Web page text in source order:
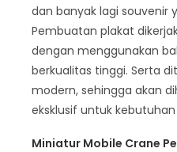
dan banyak lagi souvenir
Pembuatan plakat
dengan menggunakan
berkualitas tinggi. Serta
modern, sehingga akan
eksklusif untuk kebutuhan
Miniatur Mobile Crane